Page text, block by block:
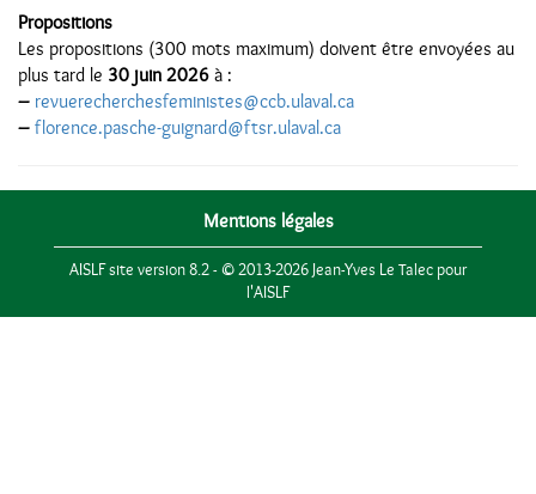
Propositions
Les propositions (300 mots maximum) doivent être envoyées au
plus tard le 30 juin 2026 à :
– revuerecherchesfeministes@ccb.ulaval.ca
– florence.pasche-guignard@ftsr.ulaval.ca
Mentions légales
AISLF site version 8.2 - © 2013-2026 Jean-Yves Le Talec pour
l'AISLF